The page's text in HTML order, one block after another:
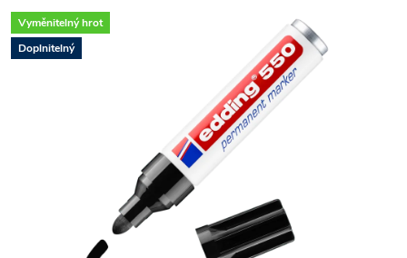
Vyměnitelný hrot
Doplnitelný